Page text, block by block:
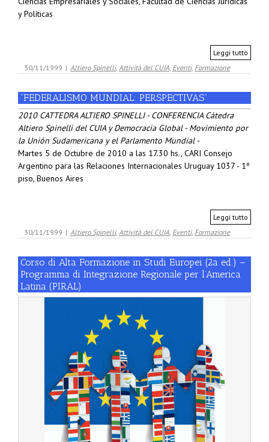
y Políticas
Leggi tutto
30/11/1999 | Altiero Spinelli, Attività del CUIA, Eventi, Formazione
“FEDERALISMO MUNDIAL: PERSPECTIVAS”
2010 CATTEDRA ALTIERO SPINELLI - CONFERENCIA Cátedra
Altiero Spinelli del CUIA y Democracia Global - Movimiento por
la Unión Sudamericana y el Parlamento Mundial -
Martes 5 de Octubre de 2010 a las 17.30 hs., CARI Consejo
Argentino para las Relaciones Internacionales Uruguay 1037 - 1º
piso, Buenos Aires
Leggi tutto
30/11/1999 | Altiero Spinelli, Attività del CUIA, Eventi, Formazione
Corso di Alta Formazione in Studi Europei (2a ed.) –
Programma di Integrazione Regionale per l’America
Latina (PIRAL)